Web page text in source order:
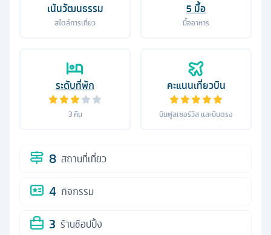
เน้นวัฒนธรรม
สไตล์การเที่ยว
5 มื้อ
มื้ออาหาร
ระดับที่พัก
3คืน
คะแนนเที่ยวบิน
บินฟูลเซอร์วิส และบินตรง
8 สถานที่เที่ยว
4 กิจกรรม
3 ร้านช้อปปิ้ง